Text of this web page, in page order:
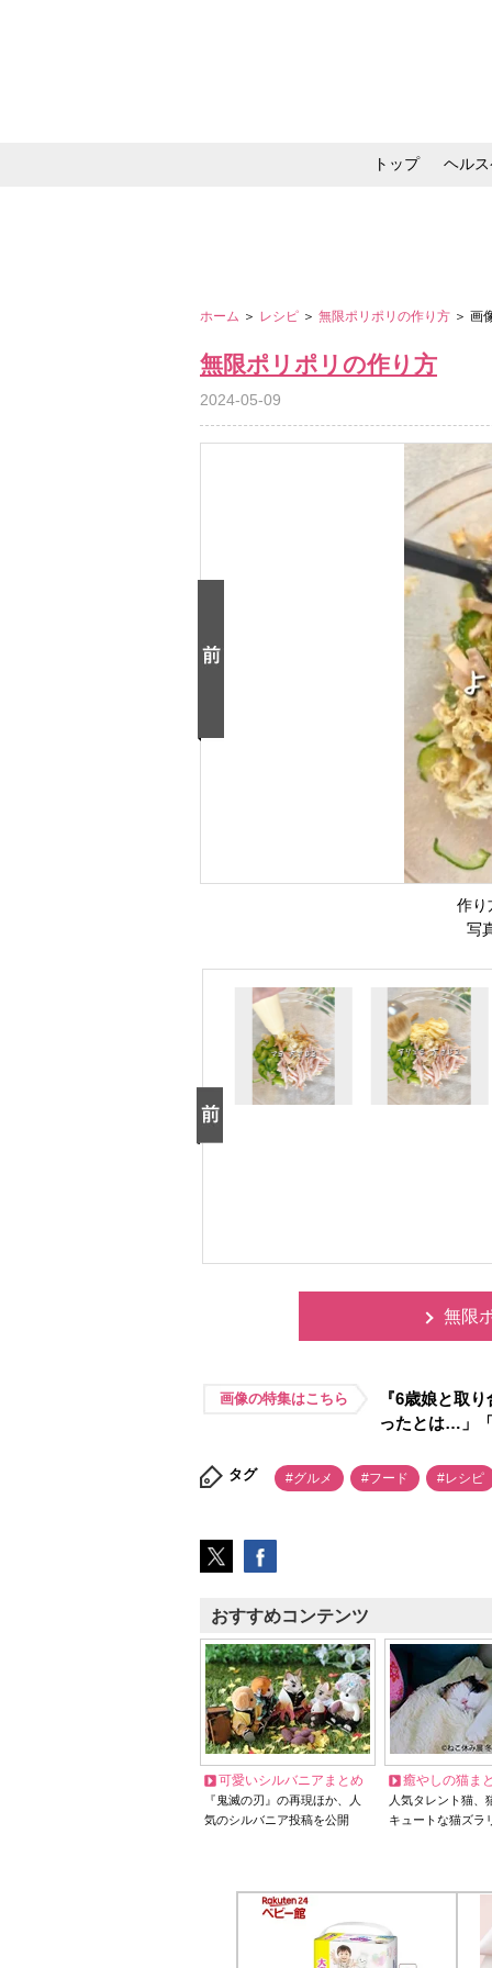
トップ ヘル
ホーム ＞ レシピ ＞ 無限ポリポリの作り方 ＞ 画
無限ポリポリの作り方
2024-05-09
作り
写
無限
画像の特集はこちら
『6歳娘と取
ったとは…」
タグ #グルメ #フード #レシピ
おすすめコンテンツ
可愛いシルバニアまとめ
『鬼滅の刃』の再現ほか、人
気のシルバニア投稿を公開
癒やしの猫ま
人気タレント猫
キュートな猫ズラ